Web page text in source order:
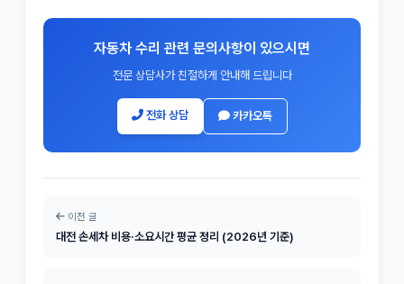
자동차 수리 관련 문의사항이 있으시면
전문 상담사가 친절하게 안내해 드립니다
전화 상담 카카오톡
이전 글
대전 손세차 비용·소요시간 평균 정리 (2026년 기준)